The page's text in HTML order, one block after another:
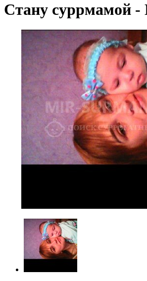
Стану суррмамой -